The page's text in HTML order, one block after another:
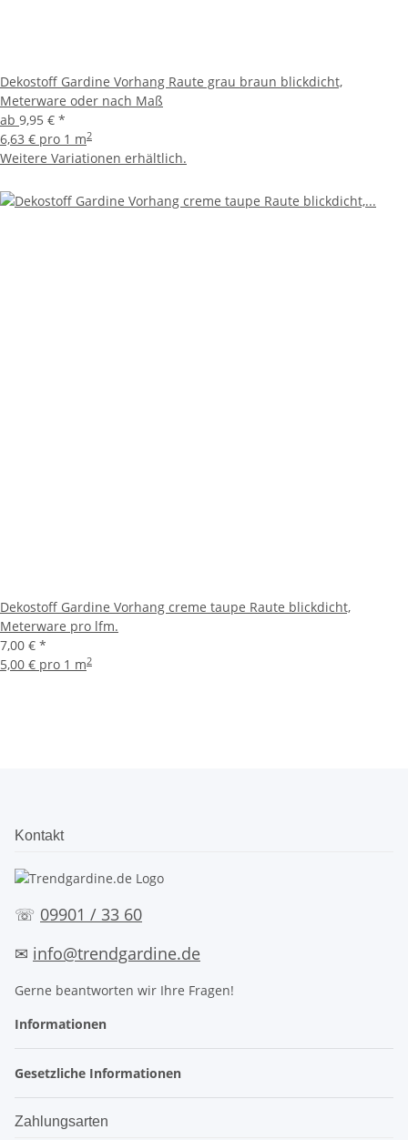
Dekostoff Gardine Vorhang Raute grau braun blickdicht,
Meterware oder nach Maß
ab 9,95 € *
6,63 € pro 1 m2
Weitere Variationen erhältlich.
Dekostoff Gardine Vorhang creme taupe Raute blickdicht,
Meterware pro lfm.
7,00 € *
5,00 € pro 1 m2
Kontakt
☏ 09901 / 33 60
✉ info@trendgardine.de
Gerne beantworten wir Ihre Fragen!
Informationen
Gesetzliche Informationen
Zahlungsarten